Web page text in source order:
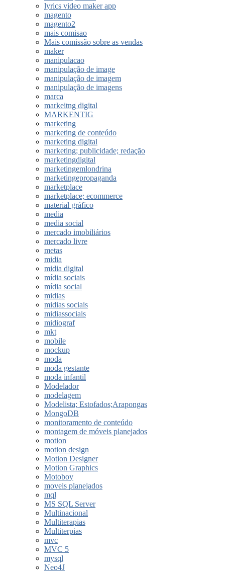
lyrics video maker app
magento
magento2
mais comisao
Mais comissão sobre as vendas
maker
manipulacao
manipulação de image
manipulação de imagem
manipulação de imagens
marca
markeitng digital
MARKENTIG
marketing
marketing de conteúdo
marketing digital
marketing; publicidade; redação
marketingdigital
marketingemlondrina
marketingepropaganda
marketplace
marketplace; ecommerce
material gráfico
media
media social
mercado imobiliários
mercado livre
metas
midia
midia digital
mídia sociais
mídia social
midias
midias sociais
midiassociais
midiograf
mkt
mobile
mockup
moda
moda gestante
moda infantil
Modelador
modelagem
Modelista; Estofados;Arapongas
MongoDB
monitoramento de conteúdo
montagem de móveis planejados
motion
motion design
Motion Designer
Motion Graphics
Motoboy
moveis planejados
mql
MS SQL Server
Multinacional
Multiterapias
Multiterpias
mvc
MVC 5
mysql
Neo4J